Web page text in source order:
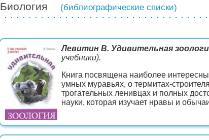
Биология (библиографические списки)
Левитин В. Удивительная
учебники).
Книга посвящена наиболее
умных муравьях, о термитах-
трогательных ленивцах и полных
науки, которая изучает нравы и